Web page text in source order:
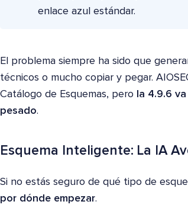
enlace azul estándar.
El problema siempre ha sido que
técnicos o mucho copiar y pegar.
Catálogo de Esquemas, pero
la 4.9.6
pesado.
Esquema Inteligente: La IA
Si no estás seguro de qué tipo de
por dónde empezar.